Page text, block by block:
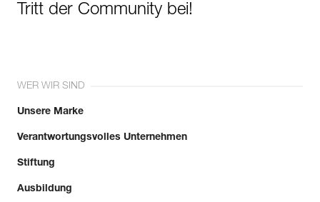
Tritt der Community bei!
WER WIR SIND
Unsere Marke
Verantwortungsvolles Unternehmen
Stiftung
Ausbildung